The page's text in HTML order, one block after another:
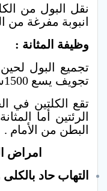
نقل البول من
انبوبة مفرغة من
وظيفة المثانة :
تجميع البول
تجويف يسع 1500سم من البول .
تقع الكلتين في
الرئتين أما
البطن من الأمام .
امراض
التهاب حاد بالكلى